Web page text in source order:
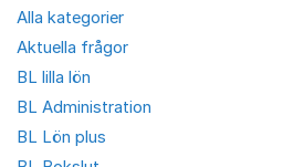
Alla kategorier
Aktuella frågor
BL lilla lön
BL Administration
BL Lön plus